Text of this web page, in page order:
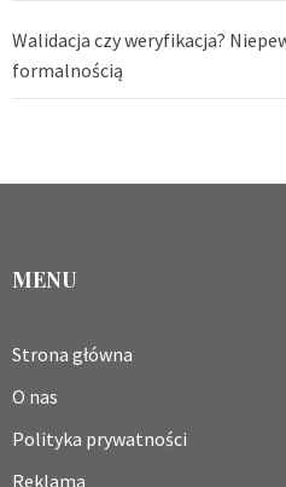
Walidacja czy weryfikacja?
formalnością
MENU
Strona główna
O nas
Polityka prywatności
Reklama